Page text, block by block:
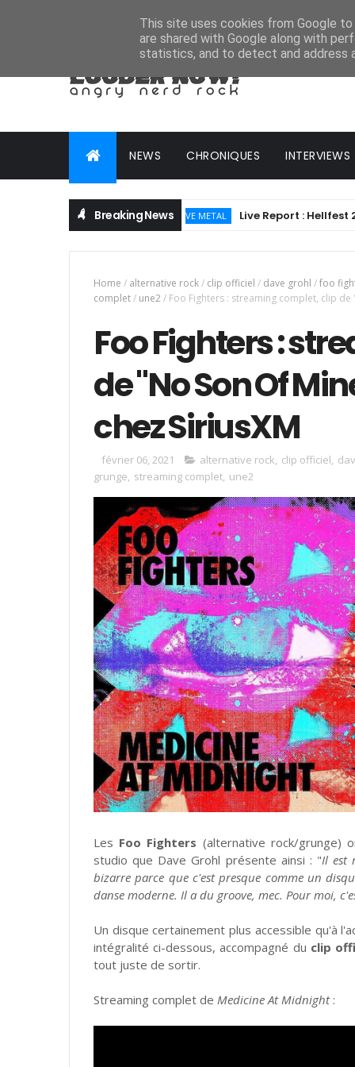
NEWS CHRONIQUES INTERVIEWS
Breaking News
ALTERNATIVE METAL Live Report : Hellfest 2026 -
Home / alternative rock/ clip officiel / dave grohl /foo
complet/ une2/ Foo Fighters : streaming complet, clip
Foo Fighters :
de "No Son Of
chez SiriusXM
février 06, 2021 alternative rock, clip officiel,
grunge, streaming complet, une2
Les Foo Fighters (alternative rock/grunge)
studio que Dave Grohl présente ainsi : "Il est
bizarre parce que c'est presque comme un
danse moderne. Il a du groove, mec. Pour moi,
Un disque certainement plus accessible qu'à
intégralité ci-dessous, accompagné du clip
tout juste de sortir.
Streaming complet de Medicine At Midnight:
This site uses cookies from Google
are shared with Google along with
statistics, and to detect and address